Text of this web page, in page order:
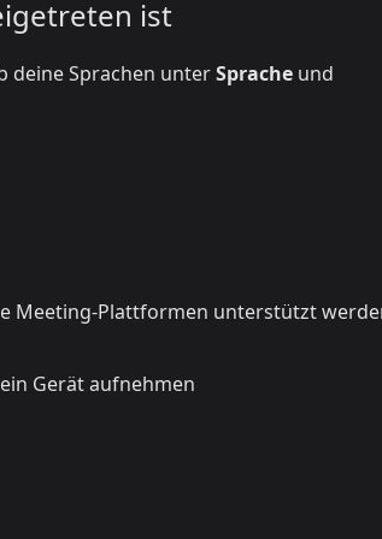
ist
deine Sprachen unterSprache und
Meeting-Plattformen unterstützt
Gerät aufnehmen